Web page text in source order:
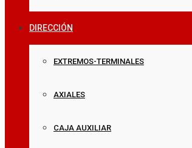
DIRECCIÓN
EXTREMOS-TERMINALES
AXIALES
CAJA AUXILIAR